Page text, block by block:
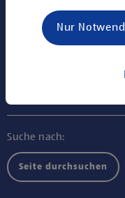
Jobs bei ALDI SÜD
Suche nach:
Seite durchsuchen
Nur